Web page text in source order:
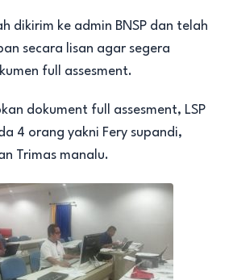
dikirim ke admin BNSP dan telah
secara lisan agar segera
full assesment.
dokument full assesment, LSP
4 orang yakni Fery supandi,
Trimas manalu.